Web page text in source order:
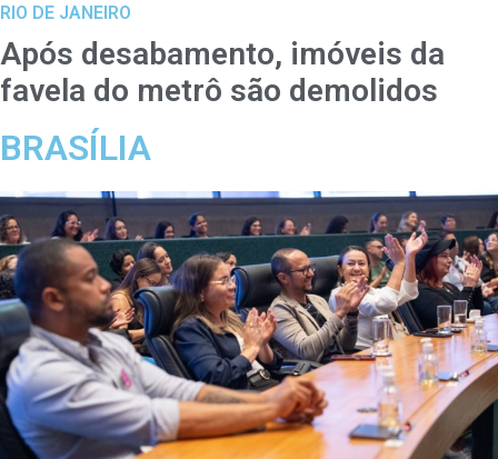
RIO DE JANEIRO
Após desabamento, imóveis da
favela do metrô são demolidos
BRASÍLIA